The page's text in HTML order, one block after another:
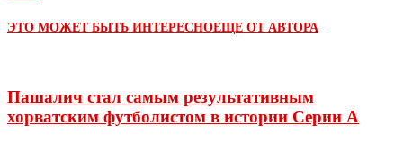
ЭТО МОЖЕТ БЫТЬ ИНТЕРЕСНОЕЩЕ ОТ АВТОРА
Пашалич стал самым результативным
хорватским футболистом в истории Серии А